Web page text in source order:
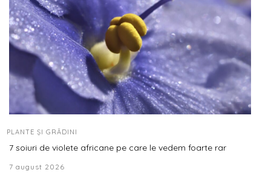
PLANTE ȘI GRĂDINI
7 soiuri de violete africane pe care le vedem foarte rar
7 august 2026